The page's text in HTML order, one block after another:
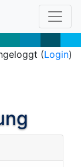
(Login)